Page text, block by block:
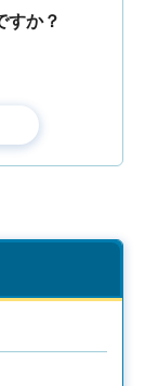
すか？